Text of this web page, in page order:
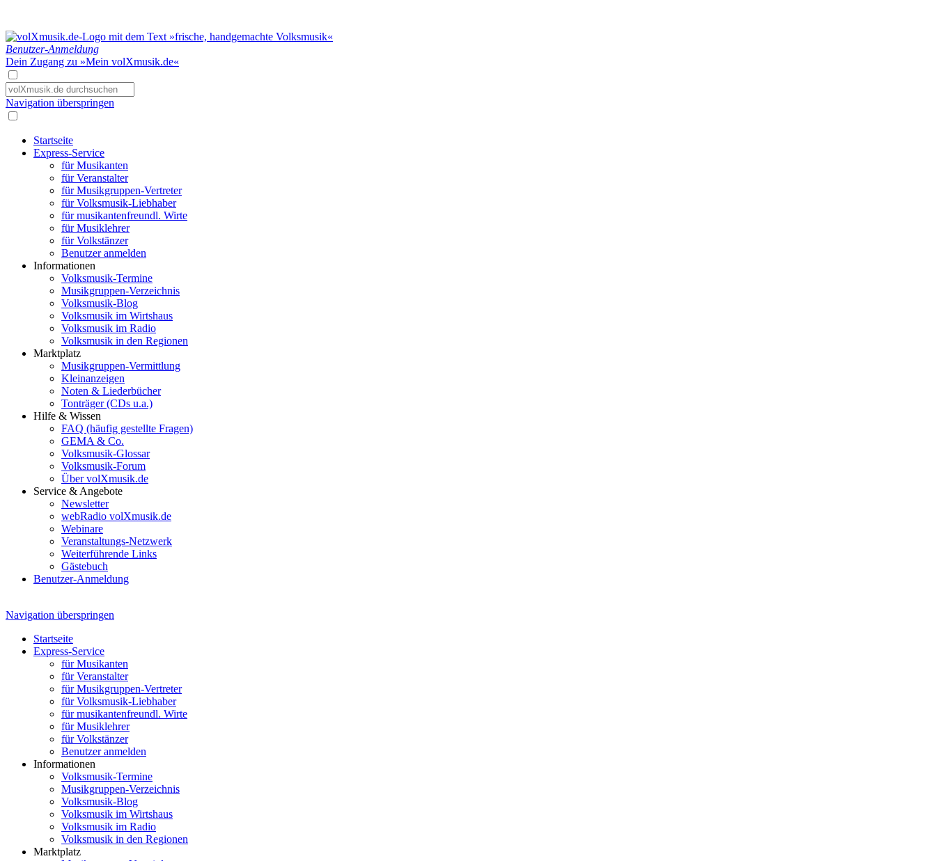
Benutzer-Anmeldung
Dein Zugang zu »Mein volXmusik.de«
Navigation überspringen
Startseite
Express-Service
für Musikanten
für Veranstalter
für Musikgruppen-Vertreter
für Volksmusik-Liebhaber
für musikantenfreundl. Wirte
für Musiklehrer
für Volkstänzer
Benutzer anmelden
Informationen
Volksmusik-Termine
Musikgruppen-Verzeichnis
Volksmusik-Blog
Volksmusik im Wirtshaus
Volksmusik im Radio
Volksmusik in den Regionen
Marktplatz
Musikgruppen-Vermittlung
Kleinanzeigen
Noten & Liederbücher
Tonträger (CDs u.a.)
Hilfe & Wissen
FAQ (häufig gestellte Fragen)
GEMA & Co.
Volksmusik-Glossar
Volksmusik-Forum
Über volXmusik.de
Service & Angebote
Newsletter
webRadio volXmusik.de
Webinare
Veranstaltungs-Netzwerk
Weiterführende Links
Gästebuch
Benutzer-Anmeldung
Navigation überspringen
Startseite
Express-Service
für Musikanten
für Veranstalter
für Musikgruppen-Vertreter
für Volksmusik-Liebhaber
für musikantenfreundl. Wirte
für Musiklehrer
für Volkstänzer
Benutzer anmelden
Informationen
Volksmusik-Termine
Musikgruppen-Verzeichnis
Volksmusik-Blog
Volksmusik im Wirtshaus
Volksmusik im Radio
Volksmusik in den Regionen
Marktplatz